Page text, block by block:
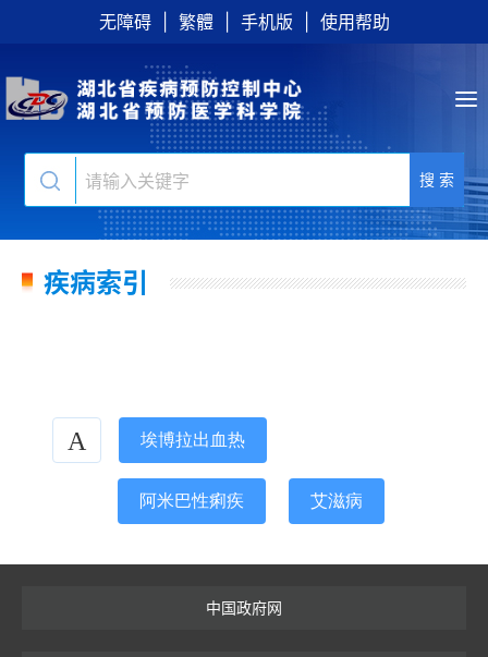
无障碍 繁體 手机版 使用帮助
搜 索
疾病索引
A 埃博拉出血热
阿米巴性痢疾 艾滋病
中国政府网